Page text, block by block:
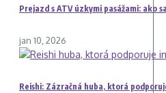
Prejazd s ATV úzkymi pasážami: ako
jan 10, 2026
Reishi: Zázračná huba, ktorá